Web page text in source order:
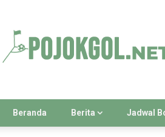
Beranda Berita Jadwal